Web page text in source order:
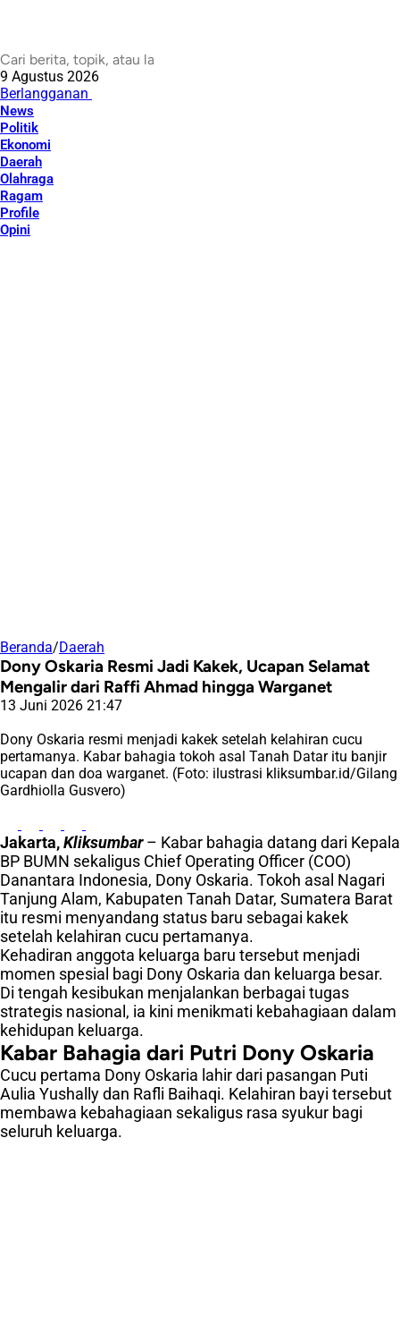
9 Agustus 2026
Berlangganan
News
Politik
Ekonomi
Daerah
Olahraga
Ragam
Profile
Opini
Beranda/Daerah
Dony Oskaria Resmi Jadi Kakek, Ucapan Selamat
Mengalir dari Raffi Ahmad hingga Warganet
13 Juni 2026 21:47
Dony Oskaria resmi menjadi kakek setelah kelahiran cucu
pertamanya. Kabar bahagia tokoh asal Tanah Datar itu banjir
ucapan dan doa warganet. (Foto: ilustrasi kliksumbar.id/Gilang
Gardhiolla Gusvero)
Jakarta,Kliksumbar– Kabar bahagia datang dari Kepala
BP BUMN sekaligus Chief Operating Officer (COO)
Danantara Indonesia, Dony Oskaria. Tokoh asal Nagari
Tanjung Alam, Kabupaten Tanah Datar, Sumatera Barat
itu resmi menyandang status baru sebagai kakek
setelah kelahiran cucu pertamanya.
Kehadiran anggota keluarga baru tersebut menjadi
momen spesial bagi Dony Oskaria dan keluarga besar.
Di tengah kesibukan menjalankan berbagai tugas
strategis nasional, ia kini menikmati kebahagiaan dalam
kehidupan keluarga.
Kabar Bahagia dari Putri Dony Oskaria
Cucu pertama Dony Oskaria lahir dari pasangan Puti
Aulia Yushally dan Rafli Baihaqi. Kelahiran bayi tersebut
membawa kebahagiaan sekaligus rasa syukur bagi
seluruh keluarga.